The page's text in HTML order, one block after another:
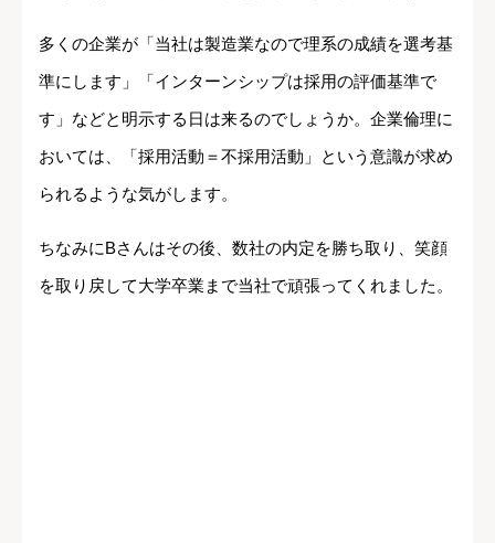
多くの企業が「当社は製造業なので理系の成績を選考基
準にします」「インターンシップは採用の評価基準で
す」などと明示する日は来るのでしょうか。企業倫理に
おいては、「採用活動＝不採用活動」という意識が求め
られるような気がします。
ちなみにBさんはその後、数社の内定を勝ち取り、笑顔
を取り戻して大学卒業まで当社で頑張ってくれました。